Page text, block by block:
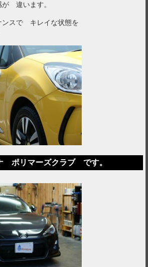
違います。
スで キレイな状態を
ポリマーズクラブ です。